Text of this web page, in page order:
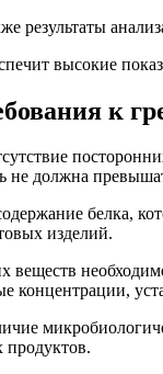
результаты
высокие
к
не должна
белка,
изделий.
веществ
продуктов.